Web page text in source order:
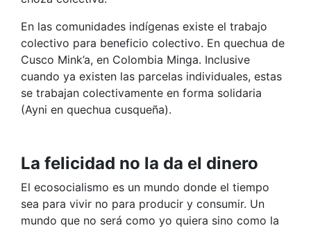
En las comunidades indígenas existe el trabajo
colectivo para beneficio colectivo. En quechua de
Cusco Mink’a, en Colombia Minga. Inclusive
cuando ya existen las parcelas individuales, estas
se trabajan colectivamente en forma solidaria
(Ayni en quechua cusqueña).
La felicidad no la da el dinero
El ecosocialismo es un mundo donde el tiempo
sea para vivir no para producir y consumir. Un
mundo que no será como yo quiera sino como la